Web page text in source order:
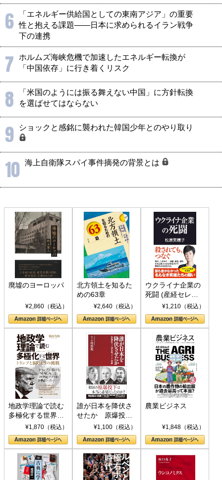
6
「エネルギー供給国としての東南アジア」の重要
性と抱える課題――日本に求められるイラン戦争
下の連携
7
ホルムズ海峡危機で加速したエネルギー転換が
「中国依存」に行き着くリスク
8
「米国のようには振る舞えない中国」に方針転換
を選ばせてはならない
9 ショックと感銘に襲われた韓国少年とのやり取り
10 海上自衛隊スパイ事件摘発の背景とは
廃墟のヨーロッパ
¥2,860（税込）
北方領土を知るた
めの63章
¥2,640（税込）
ウクライナ企業の
死闘 (産経セレク
ト S 039)¥1,210（税込）
地政学理論で読む
多極化する世界：
トランプとBRICS
の挑戦
¥1,870（税込）
誰が日本を降伏さ
せたか 原爆投
下、ソ連参戦、そ
して聖断 (PHP新
書)
¥1,100（税込）
農業ビジネス
¥1,848（税込）